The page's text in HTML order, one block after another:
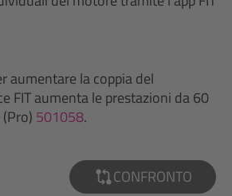
aumentare la coppia del
FIT aumenta le prestazioni da 60
501058.
CONFRONTO